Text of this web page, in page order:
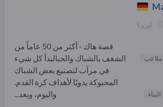
أوروبا
ملاعب
قصة هاك - أكثر من 50 عاماً من
الشغف بالشباك والحبالبدأ كل شيء
في مرآب لتصنيع بعض الشباك
المحبوكة يدويًا لأهداف كرة القدم.
واليوم، وبعد...